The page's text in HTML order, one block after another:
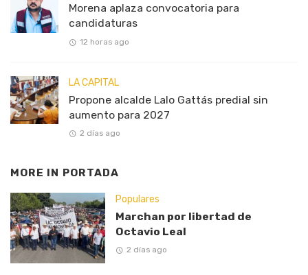
Morena aplaza convocatoria para
candidaturas
12 horas ago
LA CAPITAL
Propone alcalde Lalo Gattás predial sin
aumento para 2027
2 días ago
MORE IN PORTADA
Populares
Marchan por libertad de
Octavio Leal
2 días ago